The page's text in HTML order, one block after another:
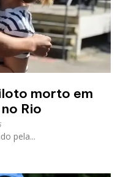
morto em
Rio
pela...